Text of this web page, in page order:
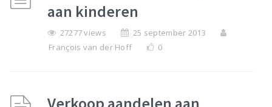
aan kinderen
27277 views
25 september 2013
François van der Hoff
0